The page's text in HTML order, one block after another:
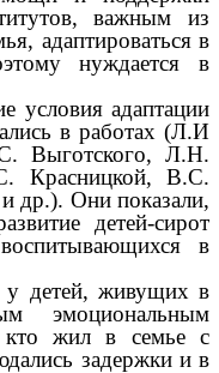
важным из
адаптироваться в
нуждается в
адаптации
в работах (Л.И
Выготского, Л.Н.
Красницкой, B.C.
др.). Они показали,
детей-сирот
в
детей, живущих в
эмоциональным
жил в семье с
задержки и в